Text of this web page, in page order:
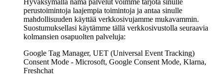
Hyväksymällä nämä palvelut voimme tarjota sinulle
perustoimintoja laajempia toimintoja ja antaa sinulle
mahdollisuuden käyttää verkkosivujamme mukavammin.
Suostumuksellasi käytämme tällä verkkosivustolla seuraavia
kolmansien osapuolten palveluja:
Google Tag Manager, UET (Universal Event Tracking)
Consent Mode - Microsoft, Google Consent Mode, Klarna,
Freshchat